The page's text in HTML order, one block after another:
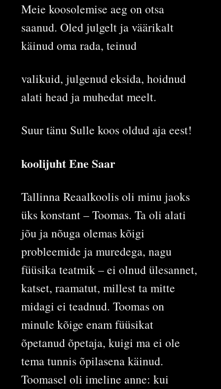
Meie koosolemise aeg on otsa
saanud. Oled julgelt ja väärikalt
käinud oma rada, teinud
valikuid, julgenud eksida, hoidnud
alati head ja muhedat meelt.
Suur tänu Sulle koos oldud aja eest!
koolijuht Ene Saar
Tallinna Reaalkoolis oli minu jaoks
üks konstant – Toomas. Ta oli alati
jõu ja nõuga olemas kõigi
probleemide ja muredega, nagu
füüsika teatmik – ei olnud ülesannet,
katset, raamatut, millest ta mitte
midagi ei teadnud. Toomas on
minule kõige enam füüsikat
õpetanud õpetaja, kuigi ma ei ole
tema tunnis õpilasena käinud.
Toomasel oli imeline anne: kui